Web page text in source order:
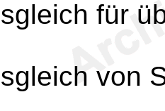
für
von